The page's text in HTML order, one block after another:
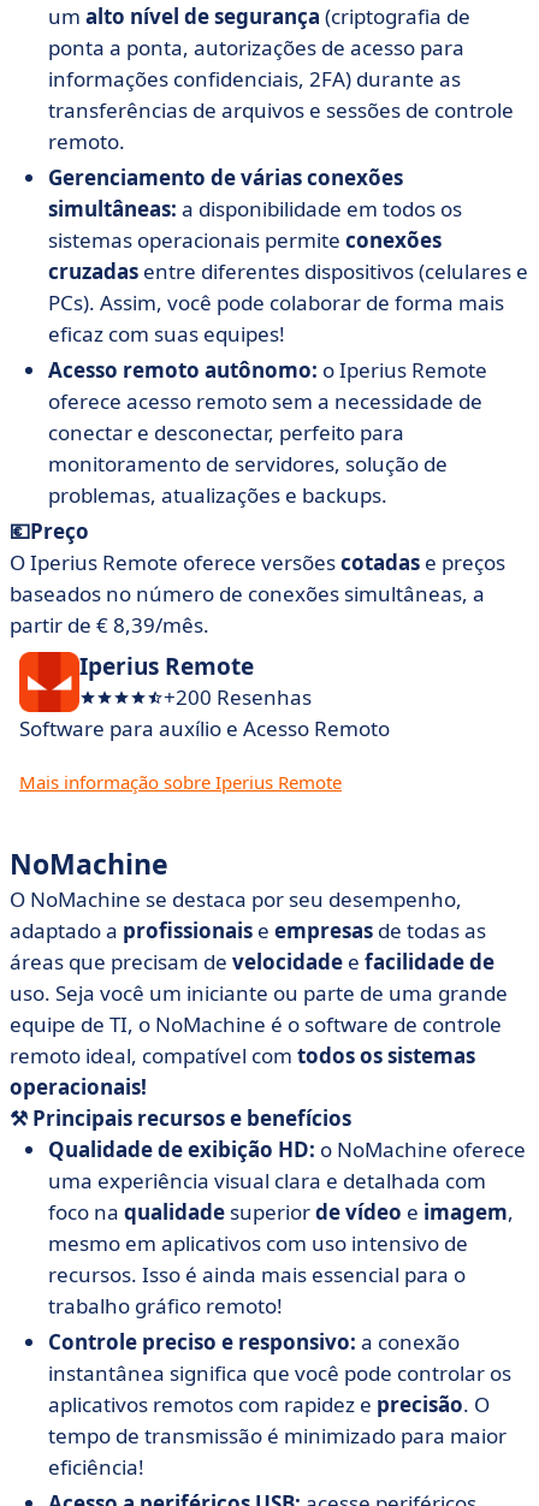
um alto nível de segurança (criptografia de
ponta a ponta, autorizações de acesso para
informações confidenciais, 2FA) durante as
transferências de arquivos e sessões de controle
remoto.
Gerenciamento de várias conexões
simultâneas: a disponibilidade em todos os
sistemas operacionais permite conexões
cruzadas entre diferentes dispositivos (celulares e
PCs). Assim, você pode colaborar de forma mais
eficaz com suas equipes!
Acesso remoto autônomo: o Iperius Remote
oferece acesso remoto sem a necessidade de
conectar e desconectar, perfeito para
monitoramento de servidores, solução de
problemas, atualizações e backups.
💶Preço
O Iperius Remote oferece versõescotadas e preços
baseados no número de conexões simultâneas, a
partir de € 8,39/mês.
Iperius Remote
+200 Resenhas
Software para auxílio e Acesso Remoto
Mais informação sobre Iperius Remote
NoMachine
O NoMachine se destaca por seu desempenho,
adaptado a profissionais e empresas de todas as
áreas que precisam de velocidade e facilidade de
uso. Seja você um iniciante ou parte de uma grande
equipe de TI, o NoMachine é o software de controle
remoto ideal, compatível com todos os sistemas
operacionais!
⚒️ Principais recursose benefícios
Qualidade de exibição HD: o NoMachine oferece
uma experiência visual clara e detalhada com
foco na qualidade superiorde vídeo e imagem,
mesmo em aplicativos com uso intensivo de
recursos. Isso é ainda mais essencial para o
trabalho gráfico remoto!
Controle preciso e responsivo: a conexão
instantânea significa que você pode controlar os
aplicativos remotos com rapidez e precisão. O
tempo de transmissão é minimizado para maior
eficiência!